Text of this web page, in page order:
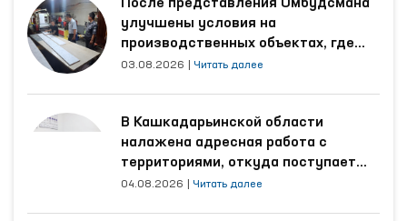
После представления Омбудсмана
улучшены условия на
производственных объектах, где
трудятся осуждённые
03.08.2026 Читать далее
В Кашкадарьинской области
налажена адресная работа с
территориями, откуда поступает
наибольшее количество обращений
04.08.2026 Читать далее